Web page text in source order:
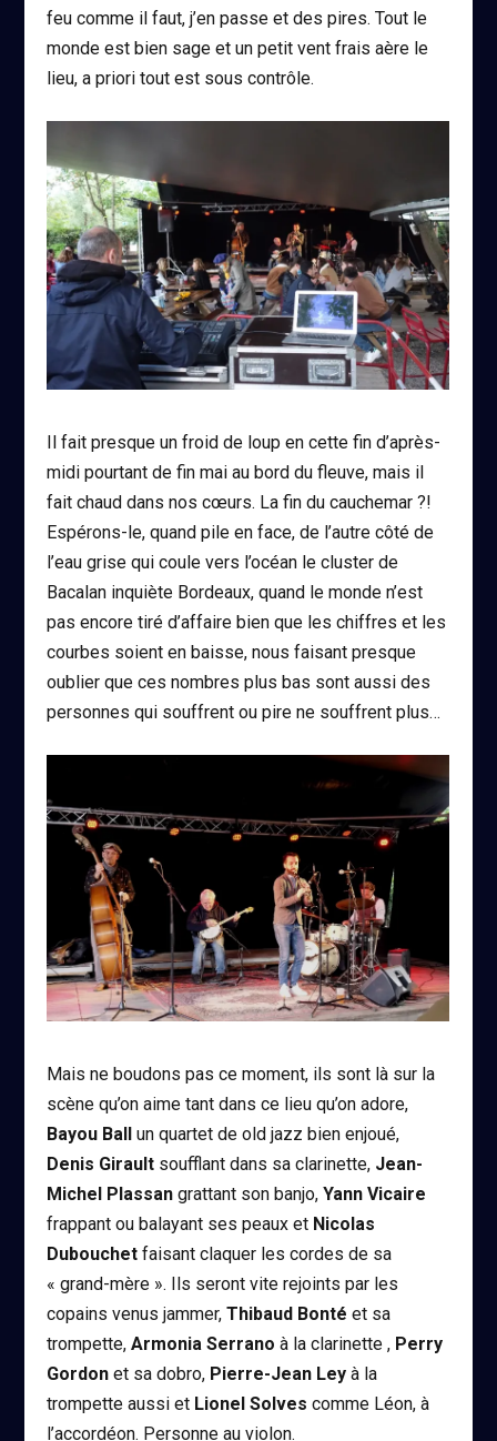
feu comme il faut, j’en passe et des pires. Tout le
monde est bien sage et un petit vent frais aère le
lieu, a priori tout est sous contrôle.
Il fait presque un froid de loup en cette fin d’après-
midi pourtant de fin mai au bord du fleuve, mais il
fait chaud dans nos cœurs. La fin du cauchemar ?!
Espérons-le, quand pile en face, de l’autre côté de
l’eau grise qui coule vers l’océan le cluster de
Bacalan inquiète Bordeaux, quand le monde n’est
pas encore tiré d’affaire bien que les chiffres et les
courbes soient en baisse, nous faisant presque
oublier que ces nombres plus bas sont aussi des
personnes qui souffrent ou pire ne souffrent plus…
Mais ne boudons pas ce moment, ils sont là sur la
scène qu’on aime tant dans ce lieu qu’on adore,
Bayou Ball un quartet de old jazz bien enjoué,
Denis Girault soufflant dans sa clarinette, Jean-
Michel Plassan grattant son banjo,Yann Vicaire
frappant ou balayant ses peaux et Nicolas
Dubouchet faisant claquer les cordes de sa
« grand-mère ». Ils seront vite rejoints par les
copains venus jammer,Thibaud Bonté et sa
trompette,Armonia Serrano à la clarinette , Perry
Gordon et sa dobro, Pierre-Jean Ley à la
trompette aussi et Lionel Solves comme Léon, à
l’accordéon. Personne au violon.